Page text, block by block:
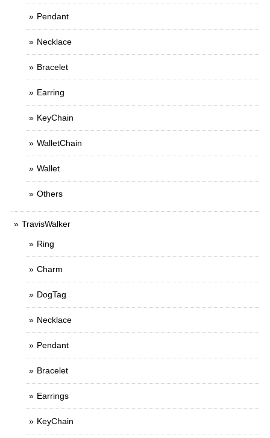
Pendant
Necklace
Bracelet
Earring
KeyChain
WalletChain
Wallet
Others
TravisWalker
Ring
Charm
DogTag
Necklace
Pendant
Bracelet
Earrings
KeyChain